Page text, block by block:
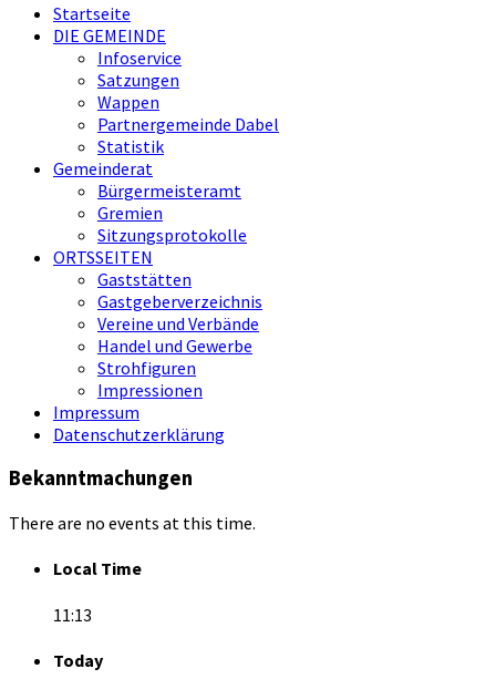
Startseite
DIE GEMEINDE
Infoservice
Satzungen
Wappen
Partnergemeinde Dabel
Statistik
Gemeinderat
Bürgermeisteramt
Gremien
Sitzungsprotokolle
ORTSSEITEN
Gaststätten
Gastgeberverzeichnis
Vereine und Verbände
Handel und Gewerbe
Strohfiguren
Impressionen
Impressum
Datenschutzerklärung
Bekanntmachungen
There are no events at this time.
Local Time
11:13
Today